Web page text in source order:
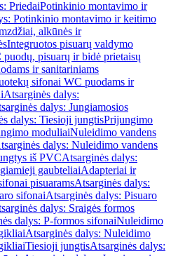
PriedaiPotinkinio montavimo ir
Potinkinio montavimo ir keitimo
alkūnės ir
Integruotos pisuarų valdymo
puodų, pisuarų ir bidė prietaisų
ir sanitariniams
sifonai WC puodams ir
Atsarginės dalys:
dalys: Jungiamosios
dalys: Tiesioji jungtisPrijungimo
moduliaiNuleidimo vandens
dalys: Nuleidimo vandens
iš PVCAtsarginės dalys:
gaubteliaiAdapteriai ir
pisuaramsAtsarginės dalys:
sifonaiAtsarginės dalys: Pisuaro
dalys: Sraigės formos
dalys: P-formos sifonaiNuleidimo
Atsarginės dalys: Nuleidimo
Tiesioji jungtisAtsarginės dalys: